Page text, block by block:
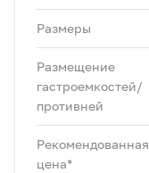
Размеры
Размещение
гастроемкостей/
противней
Рекомендованная
цена*